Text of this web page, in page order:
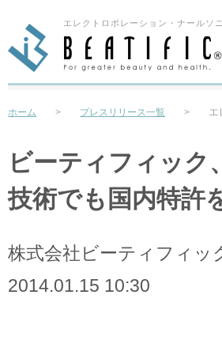
エレクトロポレーション・ナールソ
ホーム > プレスリリース一覧 > エ
ビーティフィック
技術でも国内特許
株式会社ビーティフィッ
2014.01.15 10:30